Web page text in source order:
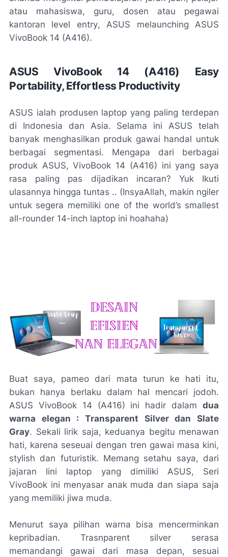
atau mahasiswa, guru, dosen atau pegawai
kantoran level entry, ASUS melaunchingASUS
VivoBook 14 (A416).
ASUS VivoBook 14 (A416) Easy
Portability, Effortless Productivity
ASUS ialah produsen laptop yang paling terdepan
di Indonesia dan Asia. Selama ini ASUS telah
banyak menghasilkan produk gawai handal untuk
berbagai segmentasi. Mengapa dari berbagai
produk ASUS, VivoBook 14 (A416) ini yang saya
rasa paling pas dijadikan incaran? Yuk Ikuti
ulasannya hingga tuntas .. (InsyaAllah, makin ngiler
untuk segera memiliki one of the world’s smallest
all-rounder 14-inch laptop ini hoahaha)
Buat saya, pameo dari mata turun ke hati itu,
bukan hanya berlaku dalam hal mencari jodoh.
ASUS VivoBook 14 (A416) ini hadir dalam dua
warna elegan : Transparent Silverdan Slate
Gray. Sekali lirik saja, keduanya begitu menawan
hati, karena seseuai dengan tren gawai masa kini,
stylish dan futuristik. Memang setahu saya, dari
jajaran lini laptop yang dimiliki ASUS, Seri
VivoBook ini menyasar anak muda dan siapa saja
yang memiliki jiwa muda.
Menurut saya pilihan warna bisa mencerminkan
kepribadian. Trasnparent silver serasa
memandangi gawai dari masa depan, sesuai